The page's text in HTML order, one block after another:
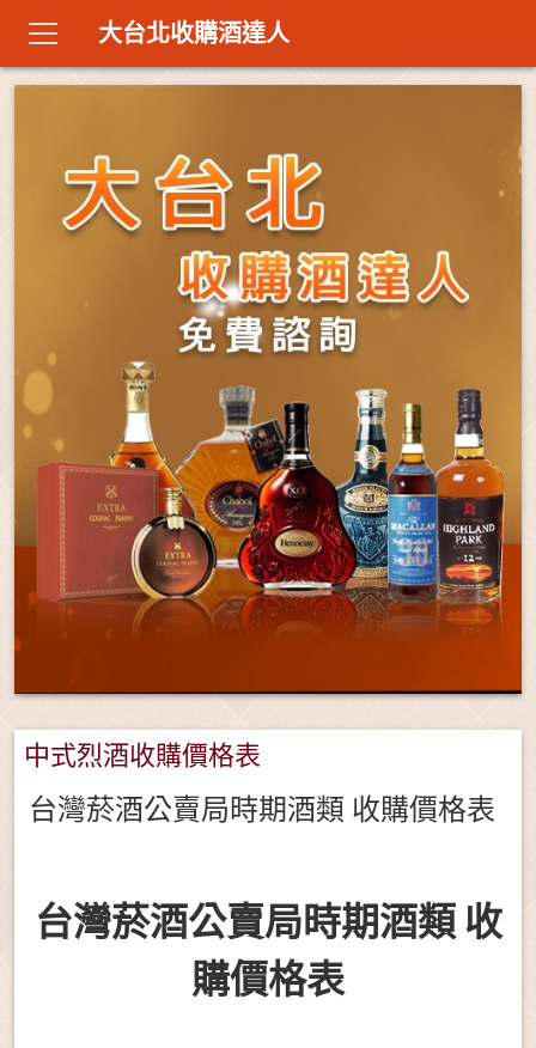
大台北收購酒達人
中式烈酒收購價格表
台灣菸酒公賣局時期酒類 收購價格表
台灣菸酒公賣局時期酒類 收
購價格表